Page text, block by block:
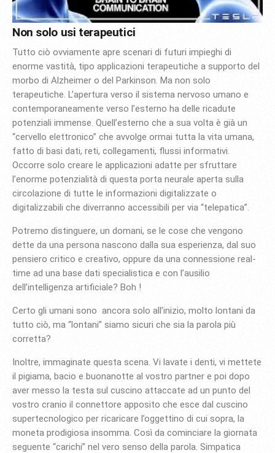
Non solo usi terapeutici
Tutto ciò ovviamente apre scenari di futuri impieghi di
enorme vastità, tipo applicazioni terapeutiche a supporto del
morbo di Alzheimer o del Parkinson. Ma non solo
terapeutiche. L’apertura verso il sistema nervoso umano e
contemporaneamente verso l’esterno ha delle ricadute
potenziali immense. Quell’esterno che a sua volta è già un
“cervello elettronico” che avvolge ormai tutta la vita umana,
fatto di basi dati, reti, collegamenti, flussi informativi.
Occorre solo creare le applicazioni adatte per sfruttare
l’enorme potenzialità di questa porta neurale aperta sulla
circolazione di tutte le informazioni digitalizzate o
digitalizzabili che diverranno accessibili per via “telepatica”.
Potremo distinguere, un domani, se le cose che vengono
dette da una persona nascono dalla sua esperienza, dal suo
pensiero critico e creativo, oppure da una connessione real-
time ad una base dati specialistica e con l’ausilio
dell’intelligenza artificiale? Boh !
Certo gli umani sono ancora solo all’inizio, molto lontani da
tutto ciò, ma “lontani” siamo sicuri che sia la parola più
corretta?
Inoltre, immaginate questa scena. Vi lavate i denti, vi mettete
il pigiama, bacio e buonanotte al vostro partner e poi dopo
aver messo la testa sul cuscino attaccate ad un punto del
vostro cranio il connettore apposito che esce dal cuscino
supertecnologico per ricaricare l’oggettino di cui sopra, la
moneta prodigiosa insomma. Così da cominciare la giornata
seguente “carichi” nel vero senso della parola. Simpatica